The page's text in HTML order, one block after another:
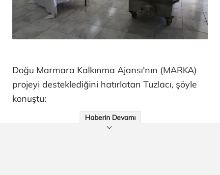
Doğu Marmara Kalkınma Ajansı'nın (MARKA)
projeyi desteklediğini hatırlatan Tuzlacı, şöyle
konuştu:
Haberin Devamı